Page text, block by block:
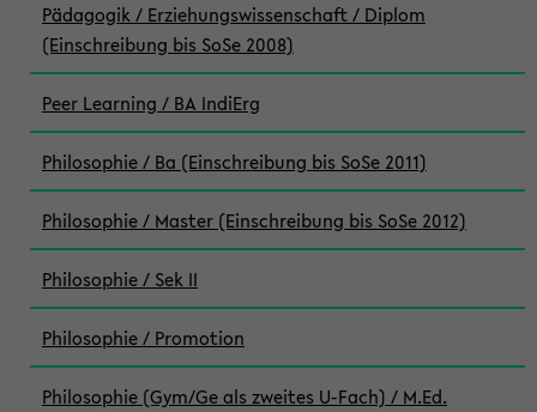
Pädagogik / Erziehungswissenschaft / Diplom
(Einschreibung bis SoSe 2008)
Peer Learning / BA IndiErg
Philosophie / Ba (Einschreibung bis SoSe 2011)
Philosophie / Master (Einschreibung bis SoSe 2012)
Philosophie / Sek II
Philosophie / Promotion
Philosophie (Gym/Ge als zweites U-Fach) / M.Ed.